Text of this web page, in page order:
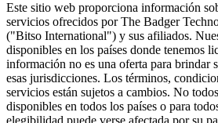
Este sitio web proporciona información
servicios ofrecidos por The Badger
("Bitso International") y sus afiliados.
disponibles en los países donde tenemos
información no es una oferta para brindar
esas jurisdicciones. Los términos,
servicios están sujetos a cambios. No
disponibles en todos los países o para
elegibilidad puede verse afectada por su